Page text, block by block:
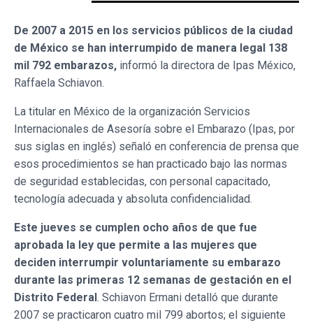
De 2007 a 2015 en los servicios públicos de la ciudad
de México se han interrumpido de manera legal 138
mil 792 embarazos, informó la directora de Ipas México,
Raffaela Schiavon.
La titular en México de la organización Servicios
Internacionales de Asesoría sobre el Embarazo (Ipas, por
sus siglas en inglés) señaló en conferencia de prensa que
esos procedimientos se han practicado bajo las normas
de seguridad establecidas, con personal capacitado,
tecnología adecuada y absoluta confidencialidad.
Este jueves se cumplen ocho años de que fue
aprobada la ley que permite a las mujeres que
deciden interrumpir voluntariamente su embarazo
durante las primeras 12 semanas de gestación en el
Distrito Federal . Schiavon Ermani detalló que durante
2007 se practicaron cuatro mil 799 abortos; el siguiente